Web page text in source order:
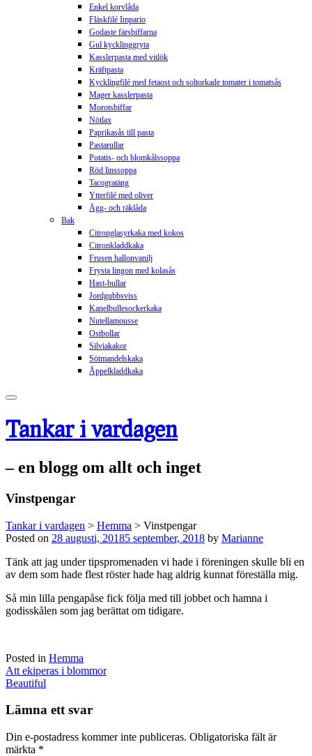
Enkel korvlåda
Fläskfilé Impario
Godaste färsbiffarna
Gul kycklinggryta
Kasslerpasta med vitlök
Kräftpasta
Kycklingfilé med fetaost och soltorkade tomater i tomatsås
Mager kasslerpasta
Morotsbiffar
Nötlax
Paprikasås till pasta
Pastarullar
Potatis- och blomkålssoppa
Röd linssoppa
Tacogratäng
Ytterfilé med oliver
Ägg- och räklåda
Bak
Citronglasyrkaka med kokos
Citronkladdkaka
Frusen hallonvanilj
Frysta lingon med kolasås
Hast-bullar
Jordgubbsviss
Kanelbullesockerkaka
Nutellamousse
Ostbollar
Silviakakor
Sötmandelskaka
Åppelkladdkaka
Tankar i vardagen
– en blogg om allt och inget
Vinstpengar
Tankar i vardagen > Hemma > Vinstpengar
Posted on 28 augusti, 20185 september, 2018 by Marianne
Tänk att jag under tipspromenaden vi hade i föreningen skulle bli en
av dem som hade flest röster hade hag aldrig kunnat föreställa mig.
Så min lilla pengapåse fick följa med till jobbet och hamna i
godisskålen som jag berättat om tidigare.
Posted in Hemma
Post
navigation
Att ekiperas i blommor
Beautiful
Lämna ett svar
Din e-postadress kommer inte publiceras. Obligatoriska fält är
märkta *